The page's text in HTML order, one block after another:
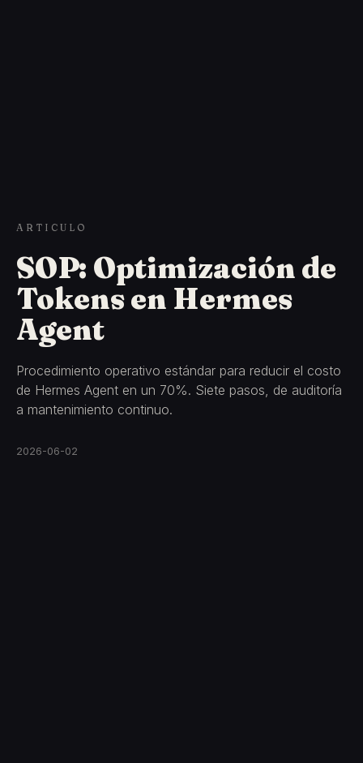
ARTICULO
SOP: Optimización de
Tokens en Hermes
Agent
Procedimiento operativo estándar para reducir el costo
de Hermes Agent en un 70%. Siete pasos, de auditoría
a mantenimiento continuo.
2026-06-02